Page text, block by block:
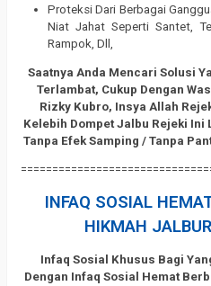
Proteksi Dari Berbagai
Niat Jahat Seperti Santet,
Rampok, Dll,
Saatnya Anda Mencari Solusi
Terlambat, Cukup Dengan
Rizky Kubro, Insya Allah
Kelebih Dompet Jalbu Rejeki Ini
Tanpa Efek Samping / Tanpa
INFAQ SOSIAL
HIKMAH
Infaq Sosial Khusus Bagi
Dengan Infaq Sosial Hemat